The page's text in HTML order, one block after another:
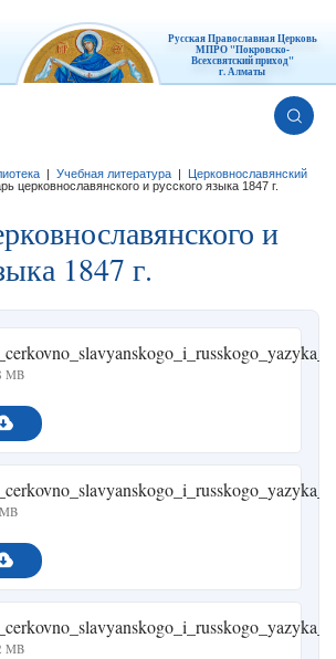
Русская Православная Церковь
МПРО "Покровско-
Всехсвятский приход"
г. Алматы
Учебная литература
Церковнославянский
церковнославянского и русского языка 1847 г.
и
1847 г.
MB
MB